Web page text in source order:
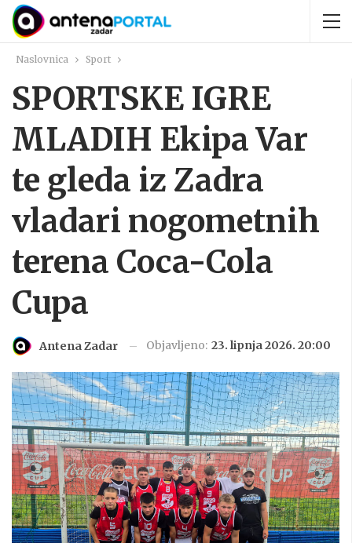
Naslovnica Sport
SPORTSKE IGRE
MLADIH Ekipa Var
te gleda iz Zadra
vladari nogometnih
terena Coca-Cola
Cupa
Antena Zadar Objavljeno: 23. lipnja 2026. 20:00